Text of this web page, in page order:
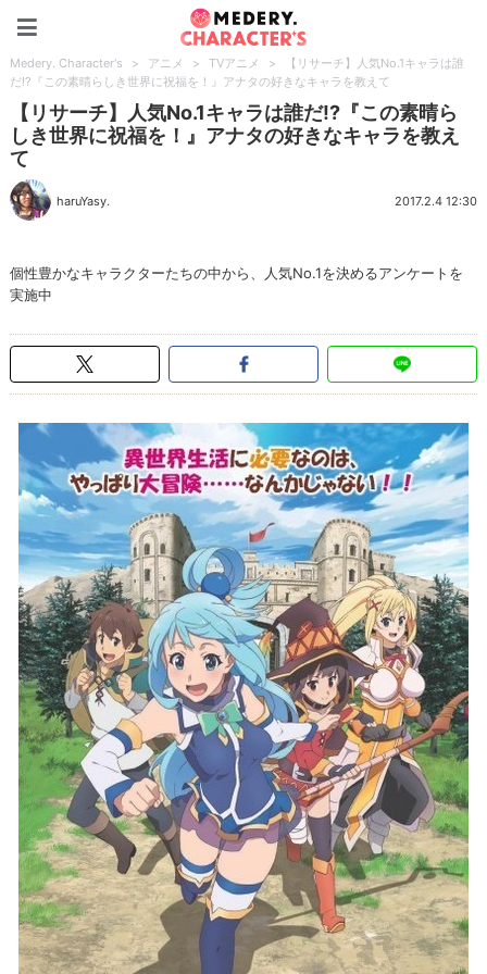
Medery. Character's > アニメ > TVアニメ >
【リサーチ】人気No.1キャラは誰
だ!?『この素晴らしき世界に祝福を！』アナタの好きなキャラを教えて
【リサーチ】人気No.1キャラは誰だ!?『この素晴ら
しき世界に祝福を！』アナタの好きなキャラを教え
て
haruYasy. 2017.2.4 12:30
個性豊かなキャラクターたちの中から、人気No.1を決めるアンケートを
実施中